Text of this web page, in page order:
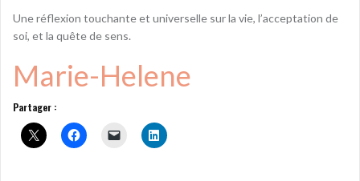
Une réflexion touchante et universelle sur la vie, l’acceptation de
soi, et la quête de sens.
Marie-Helene
Partager :